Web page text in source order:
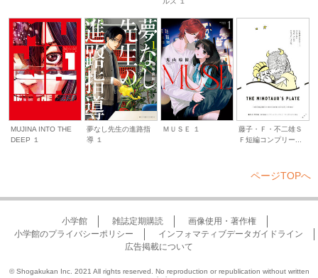
MUJINA INTO THE
DEEP １
夢なし先生の進路指
導 １
ＭＵＳＥ １
藤子・Ｆ・不二雄Ｓ
Ｆ短編コンプリー...
ページTOPへ
小学館 雑誌定期購読
画像使用・著作権
小学館のプライバシーポリシー
インフォマティブデータガイドライン
広告掲載について
© Shogakukan Inc. 2021 All rights reserved. No reproduction or republication without written